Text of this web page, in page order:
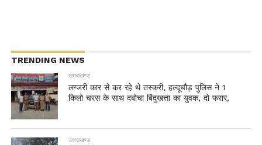
TRENDING NEWS
उत्तराखण्ड
लग्जरी कार से कर रहे थे तस्करी, हल्दूचौड़ पुलिस ने 1
किलो चरस के साथ दबोचा बिंदुखत्ता का युवक, दो फरार,
उत्तराखण्ड